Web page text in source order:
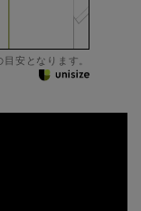
安となります。